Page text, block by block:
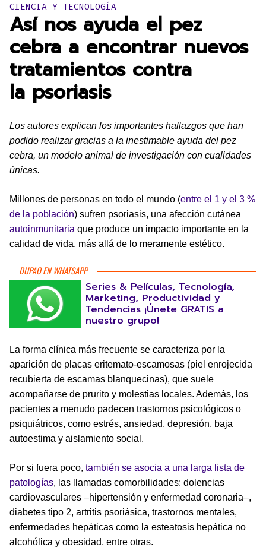
Publicado en:
CIENCIA Y TECNOLOGÍA
Así nos ayuda el pez
cebra a encontrar nuevos
tratamientos contra
la psoriasis
Los autores explican los importantes hallazgos que han
podido realizar gracias a la inestimable ayuda del pez
cebra, un modelo animal de investigación con cualidades
únicas.
Millones de personas en todo el mundo (entre el 1 y el 3 %
de la población) sufren psoriasis, una afección cutánea
autoinmunitaria que produce un impacto importante en la
calidad de vida, más allá de lo meramente estético.
DUPAO EN WHATSAPP
Series & Películas, Tecnología,
Marketing, Productividad y
Tendencias ¡Únete GRATIS a
nuestro grupo!
La forma clínica más frecuente se caracteriza por la
aparición de placas eritemato-escamosas (piel enrojecida
recubierta de escamas blanquecinas), que suele
acompañarse de prurito y molestias locales. Además, los
pacientes a menudo padecen trastornos psicológicos o
psiquiátricos, como estrés, ansiedad, depresión, baja
autoestima y aislamiento social.
Por si fuera poco, también se asocia a una larga lista de
patologías, las llamadas comorbilidades: dolencias
cardiovasculares –hipertensión y enfermedad coronaria–,
diabetes tipo 2, artritis psoriásica, trastornos mentales,
enfermedades hepáticas como la esteatosis hepática no
alcohólica y obesidad, entre otras.